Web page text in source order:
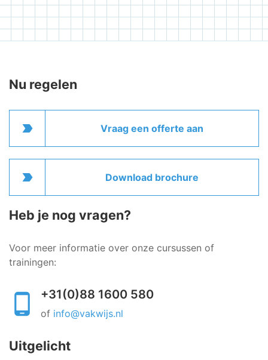
Nu regelen
label_important Vraag een offerte aan
label_important Download brochure
Heb je nog vragen?
Voor meer informatie over onze cursussen of
trainingen:
+31(0)88 1600 580
of info@vakwijs.nl
Uitgelicht